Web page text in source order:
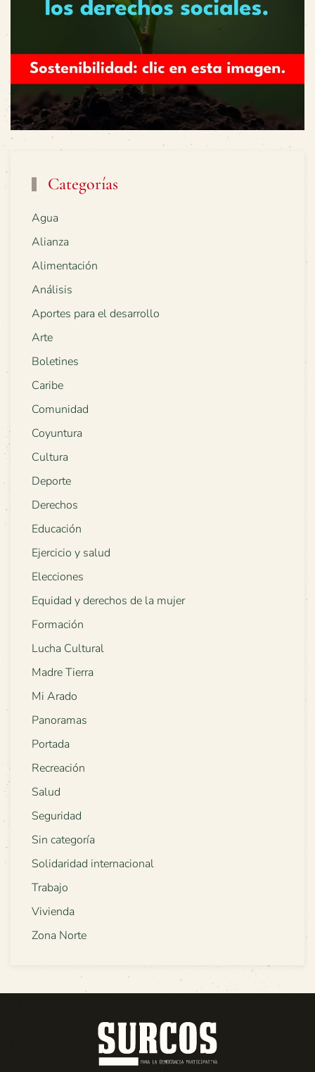
Categorías
Agua
Alianza
Alimentación
Análisis
Aportes para el desarrollo
Arte
Boletines
Caribe
Comunidad
Coyuntura
Cultura
Deporte
Derechos
Educación
Ejercicio y salud
Elecciones
Equidad y derechos de la mujer
Formación
Lucha Cultural
Madre Tierra
Mi Arado
Panoramas
Portada
Recreación
Salud
Seguridad
Sin categoría
Solidaridad internacional
Trabajo
Vivienda
Zona Norte